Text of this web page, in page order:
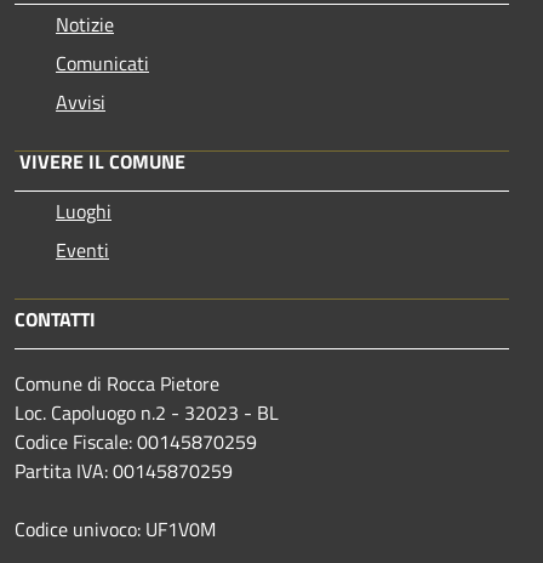
Notizie
Comunicati
Avvisi
VIVERE IL COMUNE
Luoghi
Eventi
CONTATTI
Comune di Rocca Pietore
Loc. Capoluogo n.2 - 32023 - BL
Codice Fiscale: 00145870259
Partita IVA: 00145870259
Codice univoco: UF1V0M